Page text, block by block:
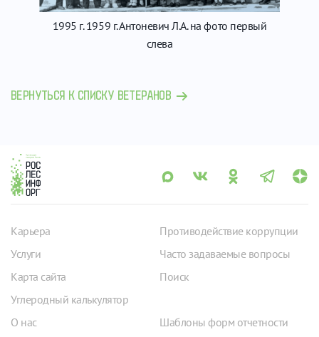
1995 г. 1959 г. Антоневич Л.А. на фото первый
слева
ВЕРНУТЬСЯ К СПИСКУ ВЕТЕРАНОВ
Карьера
Услуги
Карта сайта
Углеродный калькулятор
Противодействие коррупции
Часто задаваемые вопросы
Поиск
О нас
Шаблоны форм отчетности